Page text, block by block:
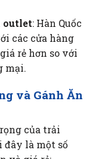
outlet: Hàn Quốc
các cửa hàng
rẻ hơn so với
mại.
và Gánh Ăn
của trải
đây là một số